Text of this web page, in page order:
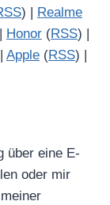
) |
Realme
Honor (RSS) |
Apple (RSS) |
über eine E-
oder mir